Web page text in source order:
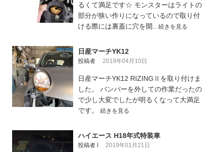
るくて満足です☆ モンスターはライトの
部分が狭い作りになっているので取り付
ける際には裏蓋に穴を開.. 続きを見る
日産マーチYK12
投稿者 2019年04月10日
日産マーチYK12 RIZINGⅡを取り付けま
した。 バンパーを外しての作業だったの
で少し大変でしたが明るくなって大満足
です。 続きを見る
ハイエース H18年式特装車
投稿者 I 2019年01月21日